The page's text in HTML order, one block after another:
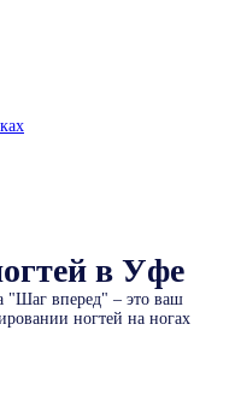
в Уфе
"Шаг вперед" – это ваш
ногтей на ногах